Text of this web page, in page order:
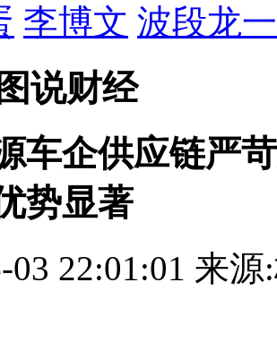
李博文 波段龙一
图说财经
车企供应链严
势显著
03 22:01:01 来源